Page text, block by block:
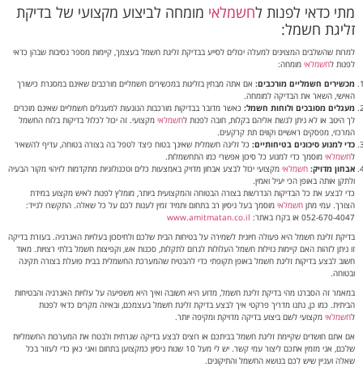
מתי כדאי לפנות לחשמלאי מומחה לביצוע מקצועי של בדיקת
זליגת חשמל:
למרות שהשלבים המצוינים למעלה יכולים לסייע בבדיקת זליגת חשמל בעצמך, קיימות מספר נסיבות שבהן כדאי
לפנות לחשמלאי מומחה:
מכשירים חשמליים מורכבים: אם אתה מבחין בזליגות במכשירים חשמליים מורכבים שאינם במסגרת כישורך
האישי, השאר את הבדיקה למומחה.
מעגלים מסובכים ולוחות חשמל: כאשר מדובר בבדיקות מורכבות הנוגעות למעגלים חשמליים שאינם מוכרים
לך היטב או לא ניתן לגשת אליהם בקלות, חובה לפנות לחשמלאי מקצועי. זה יכול לכלול בדיקות בלוח החשמל
המרכזי, מפסקים ראשיים וקווים תת קרקעים.
כדי למנוע סיכונים בטיחותיים: כל זליגה חשמלית שאינך בטוח כיצד לטפל בה בצורה בטוחה, עדיף להשאיר
לחשמלאי מוסמך כדי למנוע כל סיכון אפשרי כמו התחשמלות.
אבחון מדויק: חשמלאי מקצועי יכול לבצע אבחון מדויק באמצעות כלים וטכנולוגיות מתקדמות לזיהוי מקור הבעיה
ולתקן אותה באופן הכי יעיל ואמין.
כדי לבצע את כל הבדיקות הנדרשות בצורה הבטוחה והמקצועית ביותר, מומלץ לפנות לאיש מקצוע במידת
הצורך. עמי מתן חשמלאי מוסמך בעל ניסיון רב בתחום ותמיד זמין לענות לכם על כל שאלה. התקשרו לנייד:
052-670-4047 או בקרו באתר:
www.amitmatan.co.il
בדיקת זליגת חשמל היא פעולה חיונית לשמירה על בטיחות הבית שלכם ולחיסכון בעלויות האנרגיה. בעזרת בדיקה
זו ניתן לזהות האם קיימות נזילות חשמל העלולות לגרום לתקלות, סכנות אש, וקפיצות חשמל בלתי רצויות. מאוד
חשוב לבצע בדיקות זליגת חשמל באופן תקופתי כדי להבטיח שהמערכת החשמלית בבית פועלת בצורה תקינה
ובטוחה.
במאמר זה הסברנו מהי בדיקת זליגת חשמל, מדוע היא חשובה ואיך היא משפיעה על עלויות האנרגיה והבטיחות
הביתית. כמו כן, נתנו מדריך פרקטי איך לבצע בדיקת זליגת חשמל בעצמכם, ובאיזה מקרים כדאי לפנות
לחשמלאי מקצועי לשם ביצוע בדיקה מדויקת ומקיפה יותר.
אם אתם חושדים שקיימת זליגת חשמל בביתכם או רוצים לבצע בדיקה שגרתית ולבטח את המערכות החשמליות
שלכם, אני מזמין אתכם ליצור עמי קשר. יש לי מעל 10 שנות ניסיון כמקצוען בתחום ואני כאן כדי לעזור בכל
שאלה ועניין שיש לכם בנושא החשמל והתיקונים.